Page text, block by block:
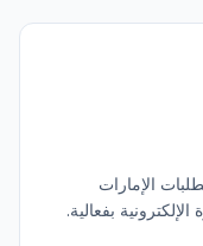
الإمارات
بفعالية.